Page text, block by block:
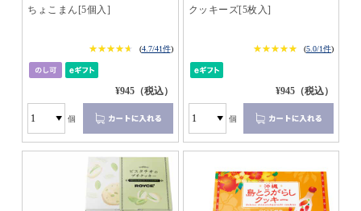
ちょこまん[5個入]
★★★★★
★★★★★ (4.7/41件)
¥945（税込）
個
クッキーズ[5枚入]
★★★★★
★★★★★ (5.0/1件)
¥945（税込）
個